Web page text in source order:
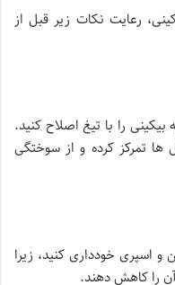
رعایت نکات زیر قبل از
را با تیغ اصلاح کنید.
ها تمرکز کرده و از سوختگی
و اسپری خودداری کنید، زیرا
آن را کاهش دهند.